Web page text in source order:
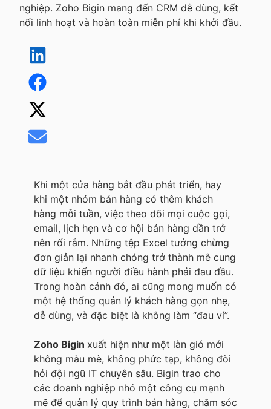
nghiệp. Zoho Bigin mang đến CRM dễ dùng, kết
nối linh hoạt và hoàn toàn miễn phí khi khởi đầu.
Khi một cửa hàng bắt đầu phát triển, hay
khi một nhóm bán hàng có thêm khách
hàng mỗi tuần, việc theo dõi mọi cuộc gọi,
email, lịch hẹn và cơ hội bán hàng dần trở
nên rối rắm. Những tệp Excel tưởng chừng
đơn giản lại nhanh chóng trở thành mê cung
dữ liệu khiến người điều hành phải đau đầu.
Trong hoàn cảnh đó, ai cũng mong muốn có
một hệ thống quản lý khách hàng gọn nhẹ,
dễ dùng, và đặc biệt là không làm “đau ví”.
Zoho Bigin xuất hiện như một làn gió mới
không màu mè, không phức tạp, không đòi
hỏi đội ngũ IT chuyên sâu. Bigin trao cho
các doanh nghiệp nhỏ một công cụ mạnh
mẽ để quản lý quy trình bán hàng, chăm sóc